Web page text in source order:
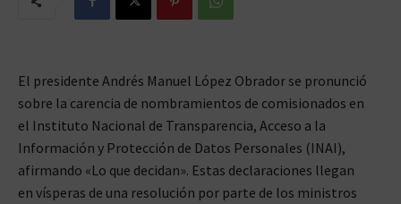
El presidente Andrés Manuel López Obrador se pronunció
sobre la carencia de nombramientos de comisionados en
el Instituto Nacional de Transparencia, Acceso a la
Información y Protección de Datos Personales (INAI),
afirmando «Lo que decidan». Estas declaraciones llegan
en vísperas de una resolución por parte de los ministros